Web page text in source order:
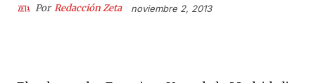
Por Redacción Zeta noviembre 2, 2013